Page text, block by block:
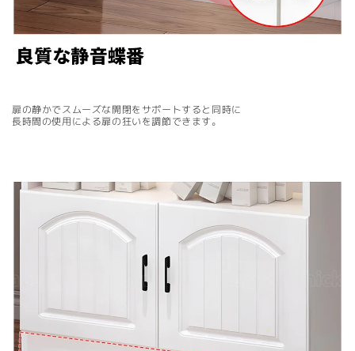
扉の静かでスムーズな開閉をサポートすると同時に
長時間の使用による扉の狂いを調節できます。